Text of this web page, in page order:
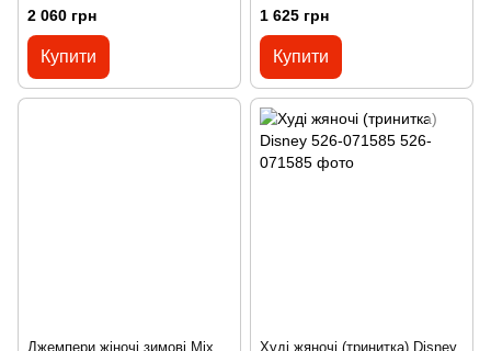
2 060 грн
Купити
1 625 грн
Купити
Джемпери жіночі зимові Mix
Худі жяночі (тринитка) Disney